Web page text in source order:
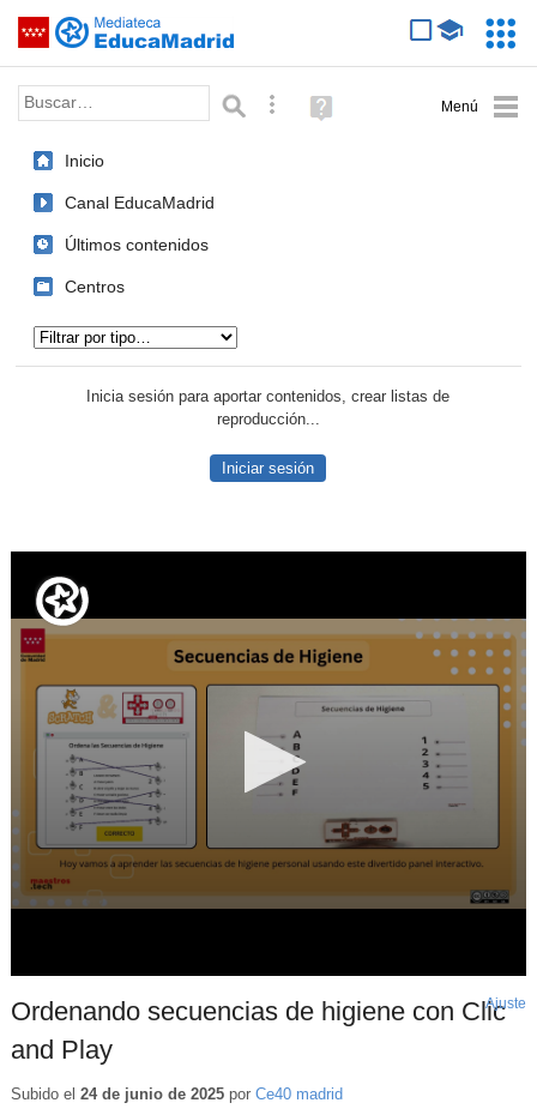
Saltar navegación
Palabra o frase: Búsqueda avanzada
Ayuda
(en
Inicio
Canal EducaMadrid
Últimos contenidos
Centros
Inicia sesión para aportar contenidos, crear listas de
reproducción...
Iniciar sesión
Ordenando secuencias de higiene con Clic
and Play
Ajuste
Subido el 24 de junio de 2025por Ce40 madrid